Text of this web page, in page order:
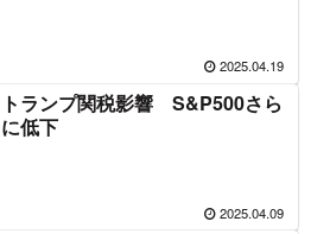
2025.04.19
トランプ関税影響 S&P500さら
に低下
2025.04.09